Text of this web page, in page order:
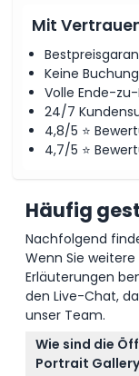
Mit
Keine
Volle Ende-
24/7
4,8/5 ⭐
4,7/5 ⭐
Häufig
Nachfolgend
Wenn Sie
Erläuterungen
den Live-Chat,
unser Team.
Wie sind die
Portrait